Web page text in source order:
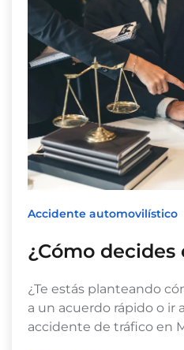
Accidente automovilístico
¿Cómo
¿Te estás planteando
a un acuerdo rápido o ir
accidente de tráfico en